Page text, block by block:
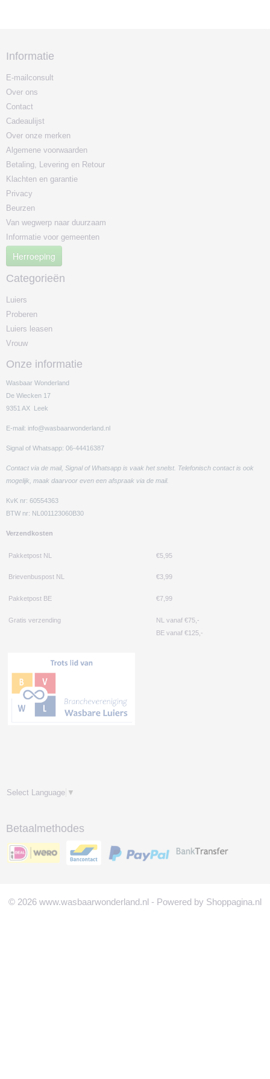
Informatie
E-mailconsult
Over ons
Contact
Cadeaulijst
Over onze merken
Algemene voorwaarden
Betaling, Levering en Retour
Klachten en garantie
Privacy
Beurzen
Van wegwerp naar duurzaam
Informatie voor gemeenten
Herroeping
Categorieën
Luiers
Proberen
Luiers leasen
Vrouw
Onze informatie
Wasbaar Wonderland
De Wiecken 17
9351 AX Leek
E-mail: info@wasbaarwonderland.nl
Signal of Whatsapp: 06-44416387
Contact via de mail, Signal of Whatsapp is vaak het snelst. Telefonisch contact is ook
mogelijk, maak daarvoor even een afspraak via de mail.
KvK nr: 60554363
BTW nr: NL001123060B30
Verzendkosten
Pakketpost NL €5,95
Brievenbuspost NL €3,99
Pakketpost BE €7,99
Gratis verzending
NL vanaf €75,-
BE vanaf €125,-
Select Language ▼
Betaalmethodes
© 2026 www.wasbaarwonderland.nl - Powered by Shoppagina.nl